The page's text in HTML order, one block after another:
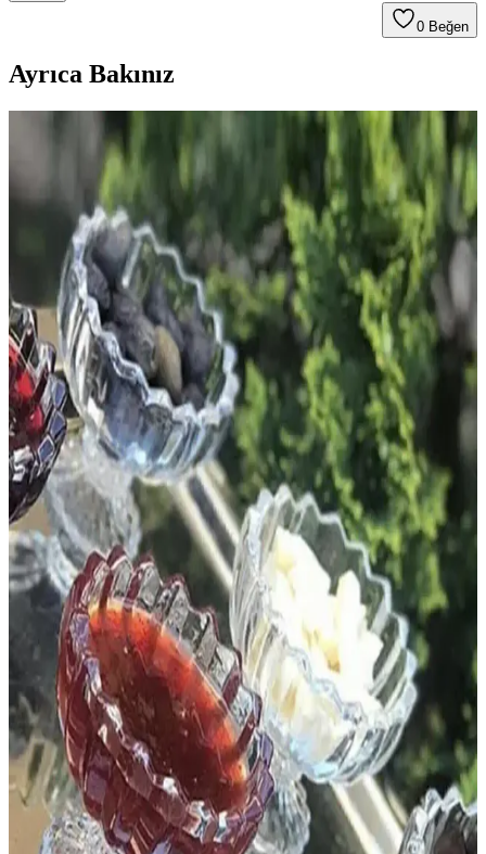
0 Beğen
Ayrıca Bakınız
Bismuth Kristalini Tozdan Koruyarak Estetik ve
Fonksiyonel Sergileme Yöntemleri
Bismuth kristallerinin tozlanmasını önlemek ve estetik görünümünü
korumak için cam cloche kullanımı, uygun stand seçimi ve düzenli
temizlik yöntemleri önerilmektedir. Reçine uygulamasından
kaçınılmalıdır.
Burenze ve Ömür Avize Modellerinin
Karşılaştırması: Malzeme, Tasarım ve Kullanıcı
Yorumları
İki farklı avize modeli Burenze Modern Luxury Plafonyer ve Ömür
Avize Michael Sarktı detaylı karşılaştırması, malzeme, tasarım ve
kullanıcı yorumlarıyla en uygun seçimi yapmanıza yardımcı olur.
Burenze Modern Plafonyer Tavan Kristal ve LED
Avize Karşılaştırması
Bu makalede, kristal detaylı ve LED teknolojili modern tavan
avizelerinin özellikleri, kullanıcı yorumları ve performansları
detaylıca incelenerek ihtiyaçlara uygun seçim yapılmasına yardımcı
olunuyor.
Su Damlası Avize Modelleri: Tasarım Özellikleri ve
Kullanım Alanları Analizi
Su damlası avize modelleri, cam ve kristal malzemeleriyle ışığı
zarifçe yansıtarak salon ve antre gibi mekanlara estetik ve sıcak bir
atmosfer kazandırır. Tasarım ve kullanım alanları detaylıca
incelenmiştir.
Modern Avize Karşılaştırması: Kristal ve Bal Camlı
Tasarımların Özellikleri